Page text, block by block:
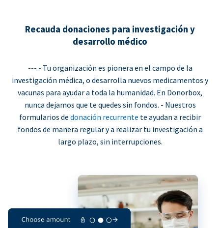
Recauda donaciones para investigación y
desarrollo médico
--- - Tu organización es pionera en el campo de la
investigación médica, o desarrolla nuevos medicamentos y
vacunas para ayudar a toda la humanidad. En Donorbox,
nunca dejamos que te quedes sin fondos. - Nuestros
formularios de donación recurrente te ayudan a recibir
fondos de manera regular y a realizar tu investigación a
largo plazo, sin interrupciones.